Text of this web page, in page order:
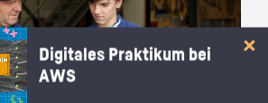
Digitales Praktikum bei
AWS